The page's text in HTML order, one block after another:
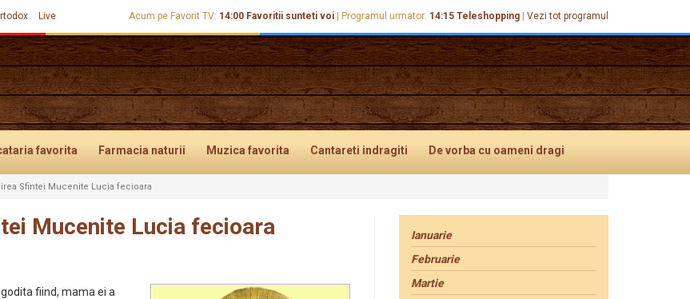
Live Acum pe Favorit TV: 14:00 Favoritii sunteti voi Programul urmator: 14:15 Teleshopping Vezi tot programul
favorita Farmacia naturii Muzica favorita Cantareti indragiti De vorba cu oameni dragi
Sfintei Mucenite Lucia fecioara
Mucenite Lucia fecioara
fiind, mama ei a
Ianuarie
Februarie
Martie